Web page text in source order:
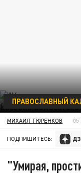
ПРАВОСЛАВНЫЙ
МИХАИЛ ТЮРЕНКОВ
ПОДПИШИТЕСЬ:
"Умирая,